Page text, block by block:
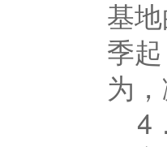
基
季
为
4